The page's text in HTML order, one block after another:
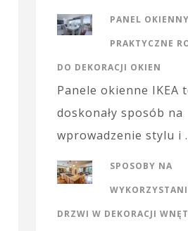
PANEL
PRAKTYCZNE
DO DEKORACJI OKIEN
Panele okienne IKEA
doskonały sposób na
wprowadzenie stylu i
SPOSOBY NA
DRZWI W DEKORACJI